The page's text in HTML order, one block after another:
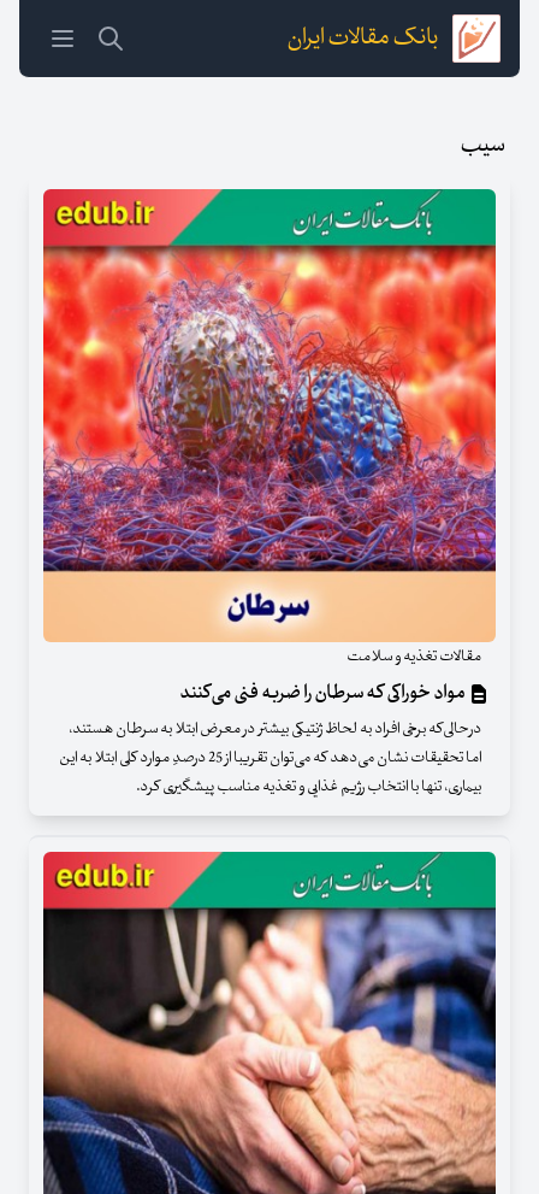
بانک مقالات ایران
سیب
مقالات تغذیه و سلامت
مواد خوراکی که سرطان را ضربه فنی می‌کنند
درحالی‌که برخی افراد به لحاظ ژنتیکی بیشتر در معرض ابتلا به سرطان هستند،
اما تحقیقات نشان می‌دهد که می‌توان تقریبا از 25 درصدِ موارد کلی ابتلا به این
بیماری، تنها با انتخاب رژیم غذایی و تغذیه مناسب پیشگیری کرد.